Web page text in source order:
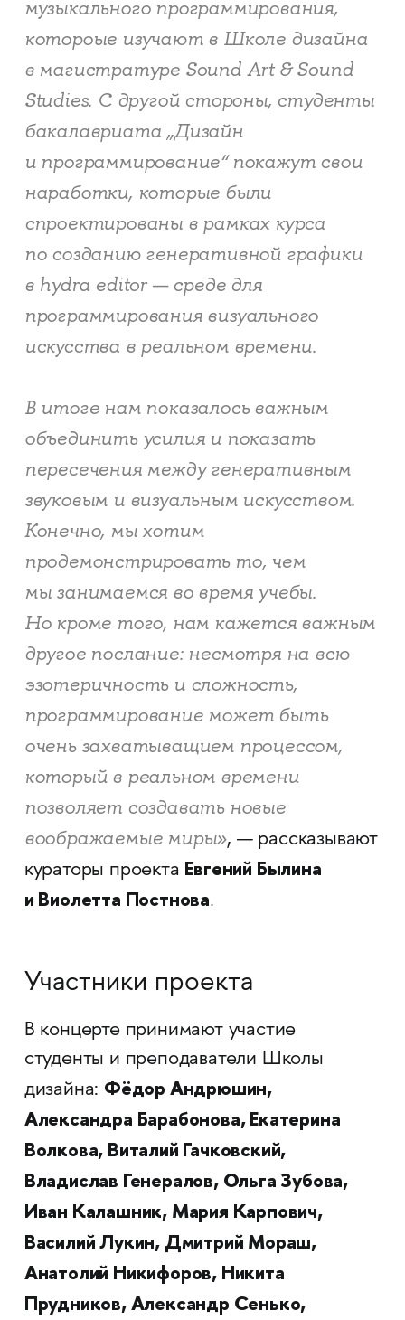
музыкального программирования,
котороые изучают в Школе дизайна
в магистратуре Sound Art & Sound
Studies. С другой стороны, студенты
бакалавриата „Дизайн
и программирование“ покажут свои
наработки, которые были
спроектированы в рамках курса
по созданию генеративной графики
в hydra editor — среде для
программирования визуального
искусства в реальном времени.
​​​​​​​В итоге нам показалось важным
объединить усилия и показать
пересечения между генеративным
звуковым и визуальным искусством.
Конечно, мы хотим
продемонстрировать то, чем
мы занимаемся во время учебы.
Но кроме того, нам кажется важным
другое послание: несмотря на всю
эзотеричность и сложность,
программирование может быть
очень захватыващием процессом,
который в реальном времени
позволяет создавать новые
воображаемые миры», — рассказывают
кураторы проекта Евгений Былина
и Виолетта Постнова.
Участники проекта
В концерте принимают участие
студенты и преподаватели Школы
дизайна: Фёдор Андрюшин,
Александра Барабонова, Екатерина
Волкова, Виталий Гачковский,
Владислав Генералов, Ольга Зубова,
Иван Калашник, Мария Карпович,
Василий Лукин, Дмитрий Мораш,
Анатолий Никифоров, Никита
Прудников, Александр Сенько,